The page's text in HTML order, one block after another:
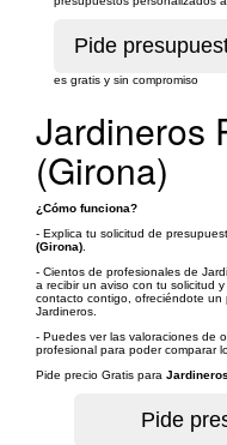
es gratis y sin compromiso
Jardineros
(Girona)
¿Cómo funciona?
- Explica tu solicitud de
(Girona)
- Cientos de profesionales de
a recibir un aviso con tu solicitud
contacto contigo, ofreciéndote un
Jardineros.
- Puedes ver las valoraciones de
profesional para poder comparar
Pide precio Gratis para Jardineros